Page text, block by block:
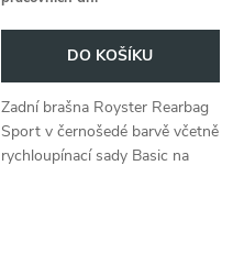
DO KOŠÍKU
Zadní brašna Royster Rearbag
Sport v černošedé barvě včetně
rychloupínací sady Basic na